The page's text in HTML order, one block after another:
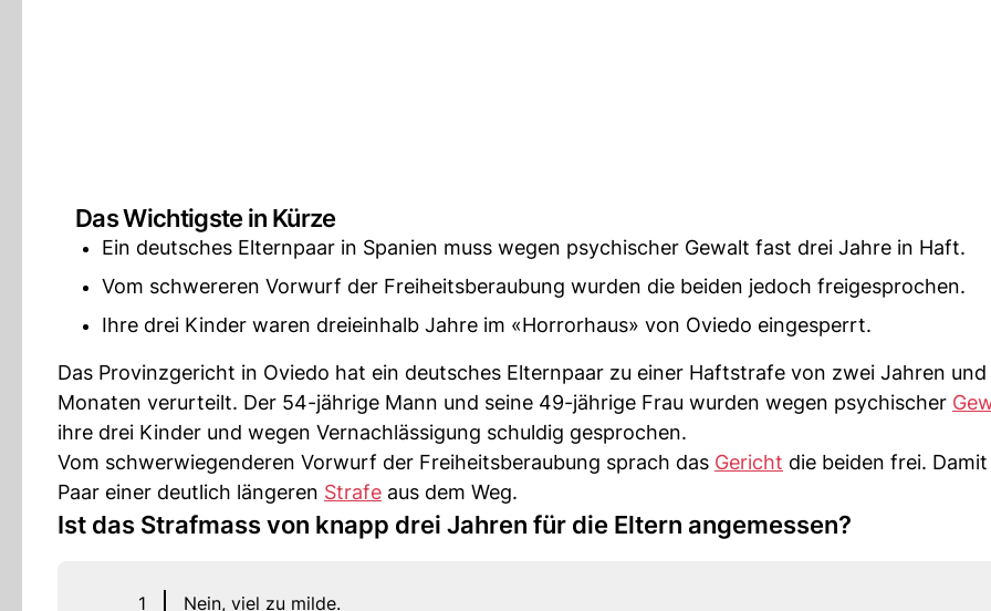
Das Wichtigste in Kürze
Ein deutsches Elternpaar in Spanien muss wegen psychischer Gewalt fast drei Jahre in Haft.
Vom schwereren Vorwurf der Freiheitsberaubung wurden die beiden jedoch freigesprochen.
Ihre drei Kinder waren dreieinhalb Jahre im «Horrorhaus» von Oviedo eingesperrt.
Das Provinzgericht in Oviedo hat ein deutsches Elternpaar zu einer Haftstrafe von zwei Jahren und
Monaten verurteilt. Der 54-jährige Mann und seine 49-jährige Frau wurden wegen psychischer
ihre drei Kinder und wegen Vernachlässigung schuldig gesprochen.
Vom schwerwiegenderen Vorwurf der Freiheitsberaubung sprach das Gericht die beiden frei.
Paar einer deutlich längeren Strafe aus dem Weg.
Ist das Strafmass von knapp drei Jahren für die Eltern angemessen?
1 Nein, viel zu milde.